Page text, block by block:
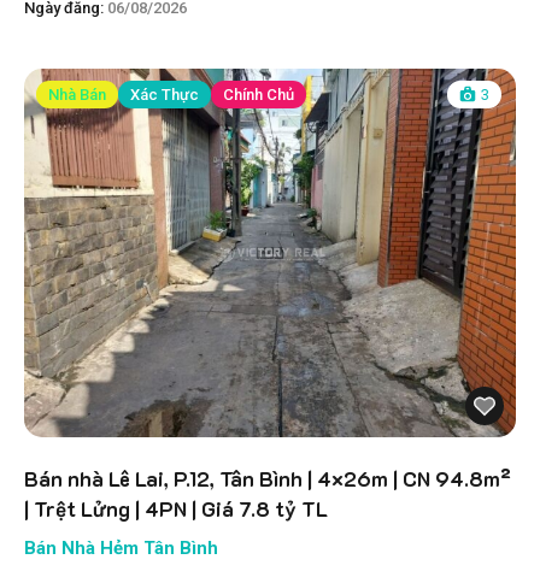
Ngày đăng: 06/08/2026
Nhà Bán Xác Thực Chính Chủ 3
Bán nhà Lê Lai, P.12, Tân Bình | 4×26m | CN 94.8m²
| Trệt Lửng | 4PN | Giá 7.8 tỷ TL
Bán Nhà Hẻm Tân Bình